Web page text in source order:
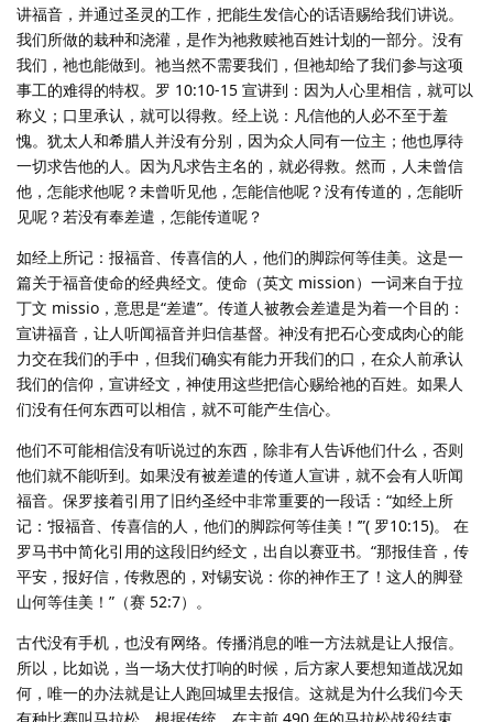
讲福音，并通过圣灵的工作，把能生发信心的话语赐给我们讲说。
我们所做的栽种和浇灌，是作为祂救赎祂百姓计划的一部分。没有
我们，祂也能做到。祂当然不需要我们，但祂却给了我们参与这项
事工的难得的特权。罗 10:10-15 宣讲到：因为人心里相信，就可以
称义；口里承认，就可以得救。经上说：凡信他的人必不至于羞
愧。犹太人和希腊人并没有分别，因为众人同有一位主；他也厚待
一切求告他的人。因为凡求告主名的，就必得救。然而，人未曾信
他，怎能求他呢？未曾听见他，怎能信他呢？没有传道的，怎能听
见呢？若没有奉差遣，怎能传道呢？
如经上所记：报福音、传喜信的人，他们的脚踪何等佳美。这是一
篇关于福音使命的经典经文。使命（英文 mission）一词来自于拉
丁文 missio，意思是“差遣”。传道人被教会差遣是为着一个目的：
宣讲福音，让人听闻福音并归信基督。神没有把石心变成肉心的能
力交在我们的手中，但我们确实有能力开我们的口，在众人前承认
我们的信仰，宣讲经文，神使用这些把信心赐给祂的百姓。如果人
们没有任何东西可以相信，就不可能产生信心。
他们不可能相信没有听说过的东西，除非有人告诉他们什么，否则
他们就不能听到。如果没有被差遣的传道人宣讲，就不会有人听闻
福音。保罗接着引用了旧约圣经中非常重要的一段话：“如经上所
记：‘报福音、传喜信的人，他们的脚踪何等佳美！’”( 罗10:15)。 在
罗马书中简化引用的这段旧约经文，出自以赛亚书。“那报佳音，传
平安，报好信，传救恩的，对锡安说：你的神作王了！这人的脚登
山何等佳美！”（赛 52:7）。
古代没有手机，也没有网络。传播消息的唯一方法就是让人报信。
所以，比如说，当一场大仗打响的时候，后方家人要想知道战况如
何，唯一的办法就是让人跑回城里去报信。这就是为什么我们今天
有种比赛叫马拉松。根据传统，在主前 490 年的马拉松战役结束